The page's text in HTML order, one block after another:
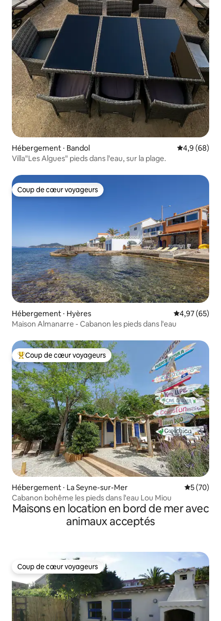
Hébergement ⋅ Bandol Évaluation
4,9 (68)
Villa"Les Algues" pieds dans l'eau, sur la plage.
Coup de cœur voyageurs
Coup de cœur voyageurs
Hébergement ⋅ Hyères Évaluation
4,97 (65)
Maison Almanarre - Cabanon les pieds dans l'eau
Coups de cœur voyageurs les plus appréciés
Coup de cœur voyageurs
Hébergement ⋅ La Seyne-sur-Mer
5 (70)
Cabanon bohême les pieds dans l'eau Lou Miou
Maisons en location en bord de mer avec
animaux acceptés
Coup de cœur voyageurs
Coup de cœur voyageurs